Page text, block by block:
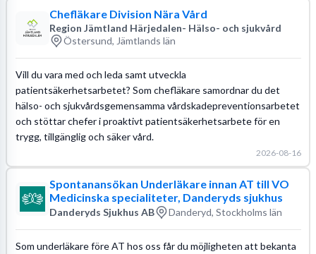
Chefläkare Division Nära Vård
Region Jämtland Härjedalen- Hälso- och sjukvård
Östersund, Jämtlands län
Vill du vara med och leda samt utveckla
patientsäkerhetsarbetet? Som chefläkare samordnar du det
hälso- och sjukvårdsgemensamma vårdskadepreventionsarbetet
och stöttar chefer i proaktivt patientsäkerhetsarbete för en
trygg, tillgänglig och säker vård.
2026-08-16
Spontanansökan Underläkare innan AT till VO
Medicinska specialiteter, Danderyds sjukhus
Danderyds Sjukhus AB Danderyd, Stockholms län
Som underläkare före AT hos oss får du möjligheten att bekanta